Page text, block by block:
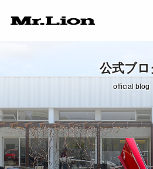
在庫車情報
Factory
自社工場
公式ブロ
official blog